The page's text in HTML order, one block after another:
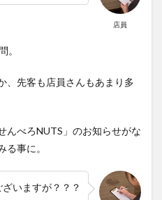
店員
。
、先客も店員さんもあまり多
んべろNUTS」のお知らせがな
事に。
いますが？？？